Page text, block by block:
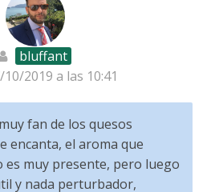
bluffant
2019 a las 10:41
fan de los quesos
encanta, el aroma que
es muy presente, pero luego
y nada perturbador,